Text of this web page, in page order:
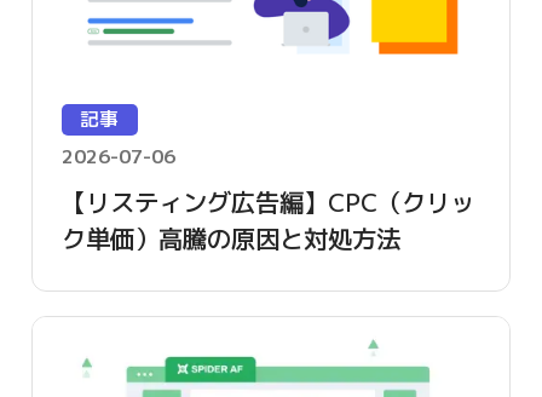
記事
2026-07-06
【リスティング広告編】CPC（クリッ
ク単価）高騰の原因と対処方法